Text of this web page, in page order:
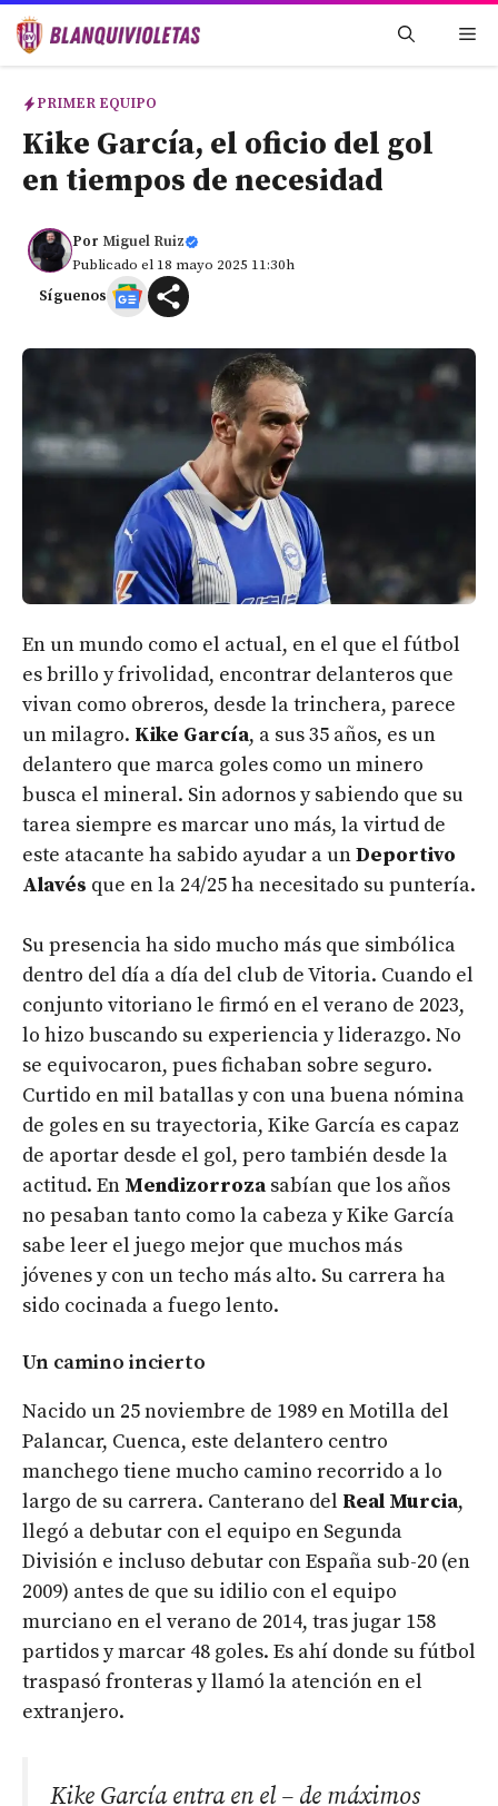
Saltar
PRIMER EQUIPO
Kike García, el oficio del gol
en tiempos de necesidad
Por Miguel Ruiz
Publicado el 18 mayo 2025 11:30h
Síguenos
En un mundo como el actual, en el que el fútbol
es brillo y frivolidad, encontrar delanteros que
vivan como obreros, desde la trinchera, parece
un milagro. Kike García, a sus 35 años, es un
delantero que marca goles como un minero
busca el mineral. Sin adornos y sabiendo que su
tarea siempre es marcar uno más, la virtud de
este atacante ha sabido ayudar a unDeportivo
Alavés que en la 24/25 ha necesitado su puntería.
Su presencia ha sido mucho más que simbólica
dentro del día a día del club de Vitoria. Cuando el
conjunto vitoriano le firmó en el verano de 2023,
lo hizo buscando su experiencia y liderazgo. No
se equivocaron, pues fichaban sobre seguro.
Curtido en mil batallas y con una buena nómina
de goles en su trayectoria, Kike García es capaz
de aportar desde el gol, pero también desde la
actitud. En Mendizorroza sabían que los años
no pesaban tanto como la cabeza y Kike García
sabe leer el juego mejor que muchos más
jóvenes y con un techo más alto. Su carrera ha
sido cocinada a fuego lento.
Un camino incierto
Nacido un 25 noviembre de 1989 en Motilla del
Palancar, Cuenca, este delantero centro
manchego tiene mucho camino recorrido a lo
largo de su carrera. Canterano del Real Murcia,
llegó a debutar con el equipo en Segunda
División e incluso debutar con España sub-20 (en
2009) antes de que su idilio con el equipo
murciano en el verano de 2014, tras jugar 158
partidos y marcar 48 goles. Es ahí donde su fútbol
traspasó fronteras y llamó la atención en el
extranjero.
Kike García entra en el – de máximos